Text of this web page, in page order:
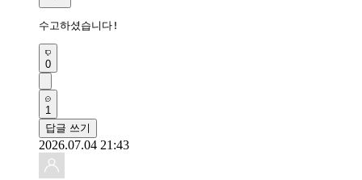
수고하셨습니다!
0
1
답글 쓰기
2026.07.04 21:43